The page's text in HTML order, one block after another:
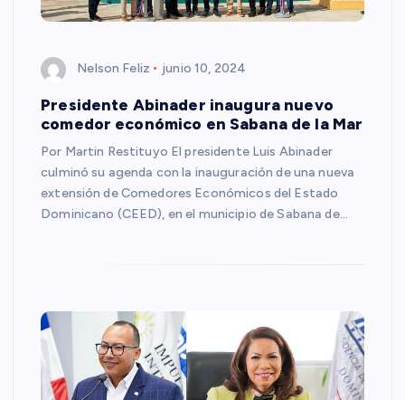
Nelson Feliz junio 10, 2024
Presidente Abinader inaugura nuevo
comedor económico en Sabana de la Mar
Por Martin Restituyo El presidente Luis Abinader
culminó su agenda con la inauguración de una nueva
extensión de Comedores Económicos del Estado
Dominicano (CEED), en el municipio de Sabana de…